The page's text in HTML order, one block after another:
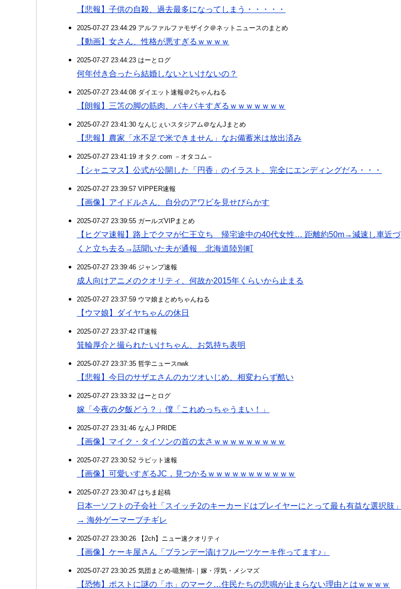
【悲報】子供の自殺、過去最多になってしまう・・・・・
2025-07-27 23:44:29 アルファルファモザイク＠ネットニュースのまとめ
【動画】女さん、性格が悪すぎるｗｗｗｗ
2025-07-27 23:44:23 はーとログ
何年付き合ったら結婚しないといけないの？
2025-07-27 23:44:08 ダイエット速報＠2ちゃんねる
【朗報】三笘の脚の筋肉、バキバキすぎるｗｗｗｗｗｗｗ
2025-07-27 23:41:30 なんじぇいスタジアム＠なんJまとめ
【悲報】農家「水不足で米できません」なお備蓄米は放出済み
2025-07-27 23:41:19 オタク.com －オタコム－
【シャニマス】公式が公開した「円香」のイラスト、完全にエンディングだろ・・・
2025-07-27 23:39:57 VIPPER速報
【画像】アイドルさん、自分のアワビを見せびらかす
2025-07-27 23:39:55 ガールズVIPまとめ
【ヒグマ速報】路上でクマが仁王立ち 帰宅途中の40代女性… 距離約50m→減速し車近づ
くと立ち去る→話聞いた夫が通報 北海道陸別町
2025-07-27 23:39:46 ジャンプ速報
成人向けアニメのクオリティ、何故か2015年くらいから止まる
2025-07-27 23:37:59 ウマ娘まとめちゃんねる
【ウマ娘】ダイヤちゃんの休日
2025-07-27 23:37:42 IT速報
箕輪厚介と撮られたいけちゃん、お気持ち表明
2025-07-27 23:37:35 哲学ニュースnwk
【悲報】今日のサザエさんのカツオいじめ、相変わらず酷い
2025-07-27 23:33:32 はーとログ
嫁「今夜の夕飯どう？」僕「これめっちゃうまい！」
2025-07-27 23:31:46 なんJ PRIDE
【画像】マイク・タイソンの首の太さｗｗｗｗｗｗｗｗｗ
2025-07-27 23:30:52 ラビット速報
【画像】可愛いすぎるJC，見つかるｗｗｗｗｗｗｗｗｗｗｗ
2025-07-27 23:30:47 はちま起稿
日本一ソフトの子会社「スイッチ2のキーカードはプレイヤーにとって最も有益な選択肢」
→ 海外ゲーマーブチギレ
2025-07-27 23:30:26 【2ch】ニュー速クオリティ
【画像】ケーキ屋さん「ブランデー漬けフルーツケーキ作ってます♪」
2025-07-27 23:30:25 気団まとめ-噫無情-｜嫁・浮気・メシマズ
【恐怖】ポストに謎の「ホ」のマーク…住民たちの悲鳴が止まらない理由とはｗｗｗｗ